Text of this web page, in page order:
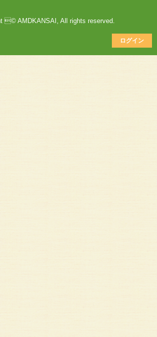
© AMDKANSAI, All rights reserved.
ログイン